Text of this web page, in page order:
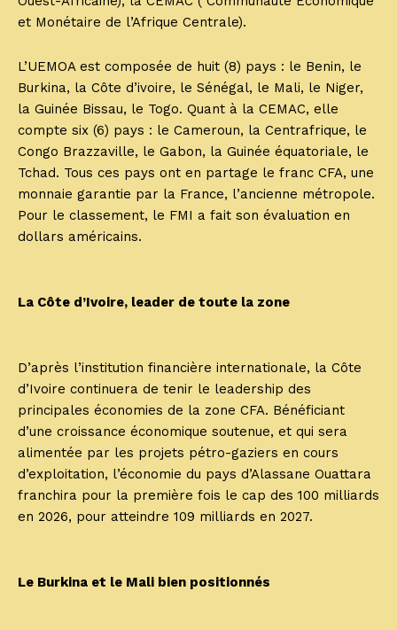
et Monétaire de l’Afrique Centrale).
L’UEMOA est composée de huit (8) pays : le Benin, le
Burkina, la Côte d’ivoire, le Sénégal, le Mali, le Niger,
la Guinée Bissau, le Togo. Quant à la CEMAC, elle
compte six (6) pays : le Cameroun, la Centrafrique, le
Congo Brazzaville, le Gabon, la Guinée équatoriale, le
Tchad. Tous ces pays ont en partage le franc CFA, une
monnaie garantie par la France, l’ancienne métropole.
Pour le classement, le FMI a fait son évaluation en
dollars américains.
La Côte d’Ivoire, leader de toute la zone
D’après l’institution financière internationale, la Côte
d’Ivoire continuera de tenir le leadership des
principales économies de la zone CFA. Bénéficiant
d’une croissance économique soutenue, et qui sera
alimentée par les projets pétro-gaziers en cours
d’exploitation, l’économie du pays d’Alassane Ouattara
franchira pour la première fois le cap des 100 milliards
en 2026, pour atteindre 109 milliards en 2027.
Le Burkina et le Mali bien positionnés